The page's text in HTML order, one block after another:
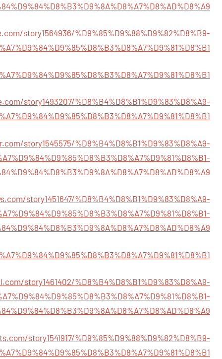
story1564936/%D9%85%D9%88%D9%82%D8%B9-
story1493207/%D8%B4%D8%B1%D9%83%D8%A9-
story1545575/%D8%B4%D8%B1%D9%83%D8%A9-
story1451647/%D8%B4%D8%B1%D9%83%D8%A9-
story1461402/%D8%B4%D8%B1%D9%83%D8%A9-
story1541917/%D9%85%D9%88%D9%82%D8%B9-